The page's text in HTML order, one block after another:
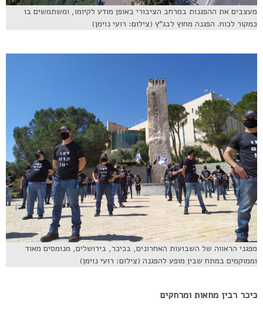
מעצבים את ההפגנות במרחב הציבורי באופן מודע לקיומו, ומשתמשים בו
כמקור לכוח. הפגנה מחוץ לבג”ץ (צילום: רועי נוימן)
מפגני הראווה של השבועות האחרונים, בכיכר, בירושלים, מנומסים מאוד
וממוקמים במתח שבין מופע להפגנה (צילום: רועי נוימן)
כיכר רבין מחאות ומרחקים